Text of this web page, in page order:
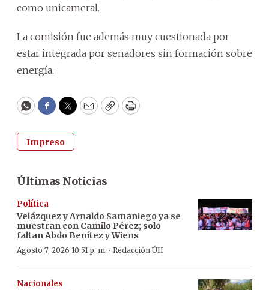
como unicameral.
La comisión fue además muy cuestionada por
estar integrada por senadores sin formación sobre
energía.
WhatsApp
Facebook
Twitter
EmailCopyPrint
Impreso
Últimas Noticias
Política
Velázquez y Arnaldo Samaniego ya se
muestran con Camilo Pérez; solo
faltan Abdo Benítez y Wiens
Agosto 7, 2026 10:51 p. m. · Redacción ÚH
Nacionales